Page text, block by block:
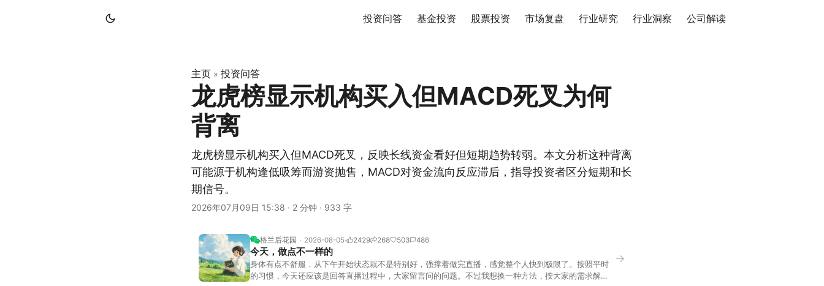
投资问答 基金投资 股票投资 市场复盘 行业研究 行业洞察 公司解读
主页 » 投资问答
龙虎榜显示机构买入但MACD死叉为何
背离
龙虎榜显示机构买入但MACD死叉，反映长线资金看好但短期趋势转弱。本文分析这种背离
可能源于机构逢低吸筹而游资抛售，MACD对资金流向反应滞后，指导投资者区分短期和长
期信号。
2026年07月09日 15:38 · 2 分钟 · 933 字
格兰后花园 2026-08-05 2429 268 503 486
今天，做点不一样的
身体有点不舒服，从下午开始状态就不是特别好，强撑着做完直播，感觉整个人快到极限了。按照平时
的习惯，今天还应该是回答直播过程中，大家留言问的问题。不过我想换一种方法，按大家的需求解
→